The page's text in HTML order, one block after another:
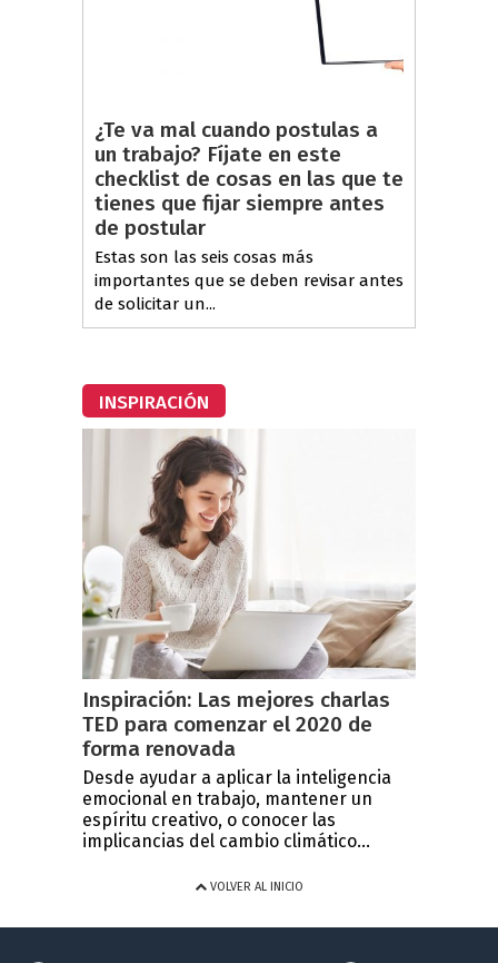
¿Te va mal cuando postulas a
un trabajo? Fíjate en este
checklist de cosas en las que te
tienes que fijar siempre antes
de postular
Estas son las seis cosas más
importantes que se deben revisar antes
de solicitar un...
INSPIRACIÓN
Inspiración: Las mejores charlas
TED para comenzar el 2020 de
forma renovada
Desde ayudar a aplicar la inteligencia
emocional en trabajo, mantener un
espíritu creativo, o conocer las
implicancias del cambio climático...
VOLVER AL INICIO